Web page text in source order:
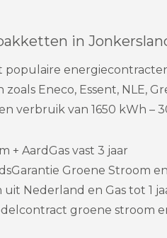
in
populaire
Eneco, Essent, NLE,
verbruik van 1650 kWh –
+ AardGas vast 3 jaar
Groene Stroom
Nederland en Gas tot 1
groene stroom